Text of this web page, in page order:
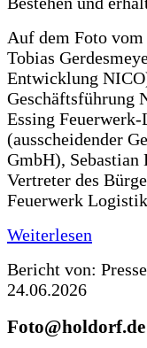
Auf dem Foto
Tobias
Entwicklung
Geschäftsführung
Essing
(ausscheidender
GmbH),
Vertreter des
Feuerwerk
Weiterlesen
Bericht von:
24.06.2026